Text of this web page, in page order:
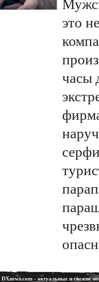
это
часы
DXnews.com - актуальные и свежие